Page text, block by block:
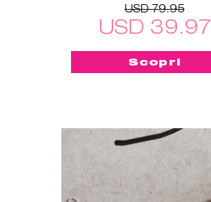
USD 79.95
USD 39.97
Scopri